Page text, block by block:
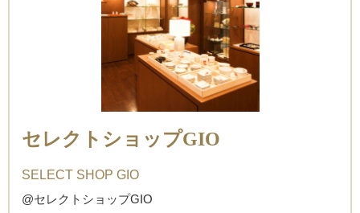
セレクトショップGIO
SELECT SHOP GIO
@セレクトショップGIO